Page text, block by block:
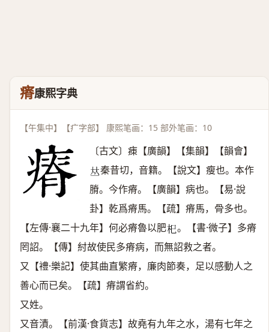
瘠康熙字典
【午集中】【疒字部】 康熙笔画：15 部外笔画：10
〔古文〕㾊【廣韻】【集韻】【韻會】
𠀤秦昔切，音籍。【說文】瘦也。本作
膌。今作瘠。【廣韻】病也。【易·說
卦】乾爲瘠馬。【疏】瘠馬，骨多也。
【左傳·襄二十九年】何必瘠魯以肥𣏌。【書·微子】多瘠
罔詔。【傳】紂故使民多瘠病，而無詔救之者。
又【禮·樂記】使其曲直繁瘠，廉肉節奏，足以感動人之
善心而已矣。【疏】瘠謂省約。
又姓。
又音漬。【前漢·食貨志】故堯有九年之水，湯有七年之